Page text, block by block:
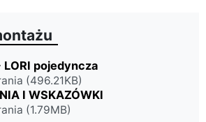
pojedyncza
(496.21KB)
I WSKAZÓWKI
(1.79MB)